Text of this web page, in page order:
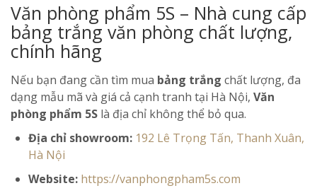
Văn phòng phẩm 5S – Nhà cung cấp
bảng trắng văn phòng chất lượng,
chính hãng
Nếu bạn đang cần tìm mua bảng trắng chất lượng, đa
dạng mẫu mã và giá cả cạnh tranh tại Hà Nội, Văn
phòng phẩm 5S là địa chỉ không thể bỏ qua.
Địa chỉ showroom: 192 Lê Trọng Tấn, Thanh Xuân,
Hà Nội
Website: https://vanphongpham5s.com